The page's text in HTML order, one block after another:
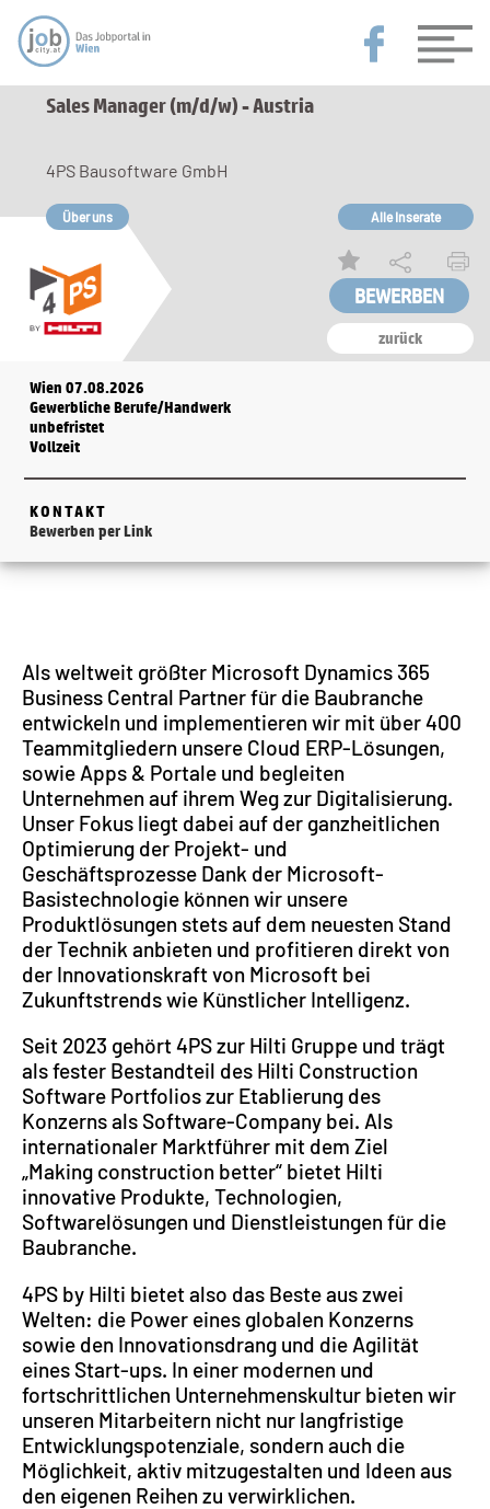
Sales Manager (m/d/w) - Austria
zurück
4PS Bausoftware GmbH
Über uns Alle Inserate
Wien 07.08.2026
Gewerbliche Berufe/Handwerk
unbefristet
Vollzeit
KONTAKT
Bewerben per Link
Als weltweit größter Microsoft Dynamics 365
Business Central Partner für die Baubranche
entwickeln und implementieren wir mit über 400
Teammitgliedern unsere Cloud ERP-Lösungen,
sowie Apps & Portale und begleiten
Unternehmen auf ihrem Weg zur Digitalisierung.
Unser Fokus liegt dabei auf der ganzheitlichen
Optimierung der Projekt- und
Geschäftsprozesse Dank der Microsoft-
Basistechnologie können wir unsere
Produktlösungen stets auf dem neuesten Stand
der Technik anbieten und profitieren direkt von
der Innovationskraft von Microsoft bei
Zukunftstrends wie Künstlicher Intelligenz.
Seit 2023 gehört 4PS zur Hilti Gruppe und trägt
als fester Bestandteil des Hilti Construction
Software Portfolios zur Etablierung des
Konzerns als Software-Company bei. Als
internationaler Marktführer mit dem Ziel
„Making construction better“ bietet Hilti
innovative Produkte, Technologien,
Softwarelösungen und Dienstleistungen für die
Baubranche.
4PS by Hilti bietet also das Beste aus zwei
Welten: die Power eines globalen Konzerns
sowie den Innovationsdrang und die Agilität
eines Start-ups. In einer modernen und
fortschrittlichen Unternehmenskultur bieten wir
unseren Mitarbeitern nicht nur langfristige
Entwicklungspotenziale, sondern auch die
Möglichkeit, aktiv mitzugestalten und Ideen aus
den eigenen Reihen zu verwirklichen.